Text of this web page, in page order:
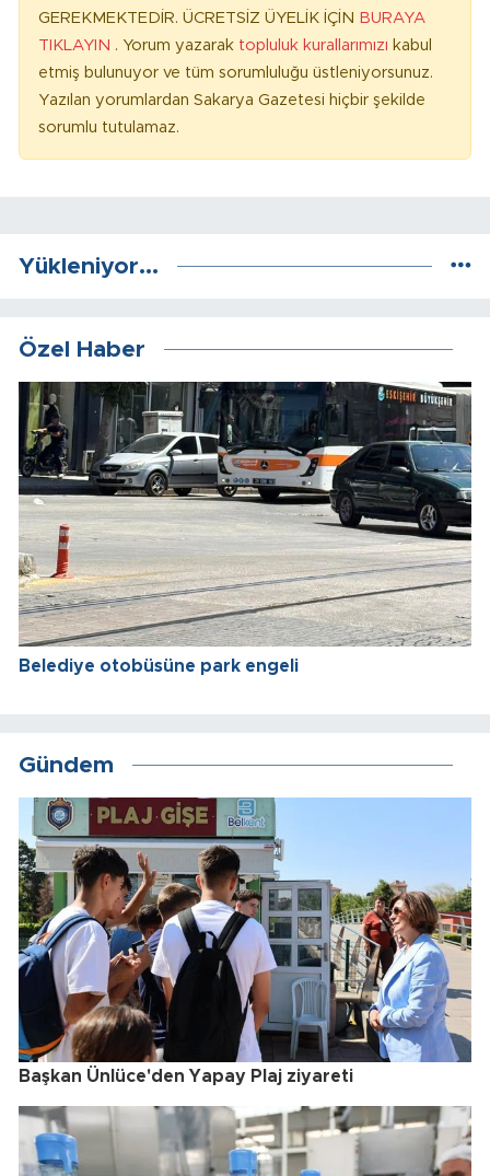
GEREKMEKTEDİR. ÜCRETSİZ ÜYELİK İÇİN BURAYA
TIKLAYIN . Yorum yazarak topluluk kurallarımızı kabul
etmiş bulunuyor ve tüm sorumluluğu üstleniyorsunuz.
Yazılan yorumlardan Sakarya Gazetesi hiçbir şekilde
sorumlu tutulamaz.
Yükleniyor...
Özel Haber
Belediye otobüsüne park engeli
Gündem
Başkan Ünlüce'den Yapay Plaj ziyareti